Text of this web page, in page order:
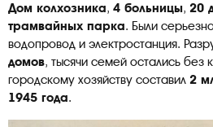
Дом колхозника, 4 больницы, 20
трамвайных парка. Были
водопровод и электростанция.
домов, тысячи семей остались
городскому хозяйству составил 2
1945 года.